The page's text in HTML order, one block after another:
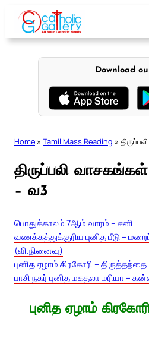
content
Download
Home » Tamil Mass Reading »
திருப்பலி
– வ3
பொதுக்காலம் 7ஆம் வாரம் – சனி
வணக்கத்துக்குரிய புனித பீடு –
(வி.நினைவு)
புனித ஏழாம் கிரகோரி –
பாசி நகர் புனித மகதலா மரியா –
புனித ஏழாம்